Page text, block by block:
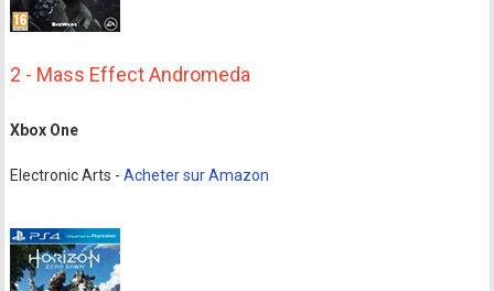
2 - Mass Effect Andromeda
Xbox One
Electronic Arts -Acheter sur Amazon